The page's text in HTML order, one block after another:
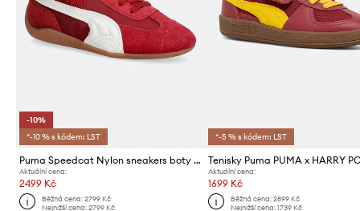
-10%
*-10 % s kódem: LST
Puma Speedcat Nylon sneakers boty dámské
Aktuální cena:
2499 Kč
Běžná cena:2799 Kč
Nejnižší cena:2799 Kč
*-5 % s kódem: LST
Tenisky Puma PUMA x HARRY
Aktuální cena:
1699 Kč
Běžná cena: 2899 Kč
Nejnižší cena: 1739 Kč